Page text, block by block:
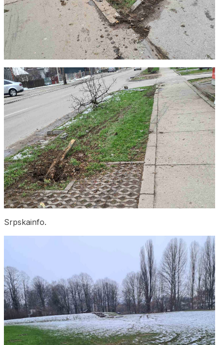
Srpskainfo.